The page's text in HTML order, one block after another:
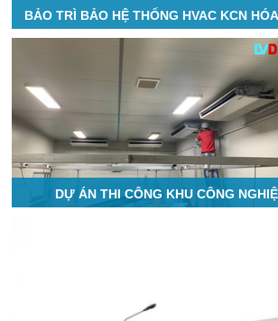
BẢO TRÌ BẢO HỆ THỐNG HVAC KCN
DỰ ÁN THI CÔNG KHU CÔNG